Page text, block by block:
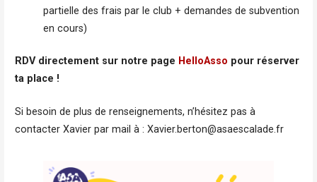
partielle des frais par le club + demandes de subvention
en cours)
RDV directement sur notre page HelloAsso pour réserver
ta place !
Si besoin de plus de renseignements, n’hésitez pas à
contacter Xavier par mail à : Xavier.berton@asaescalade.fr